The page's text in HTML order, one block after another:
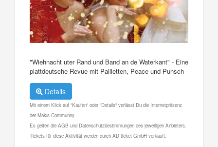
"Wiehnacht uter Rand und Band an de Waterkant" - Eine
plattdeutsche Revue mit Pailletten, Peace und Punsch
Details
Mit einem Klick auf "Kaufen" oder "Details" verlässt Du die Internetpräsenz
der Makis Community.
Es gelten die AGB und Datenschutzbestimmungen des jeweiligen Anbieters.
Tickets für diese Aktivität werden durch AD ticket GmbH verkauft.